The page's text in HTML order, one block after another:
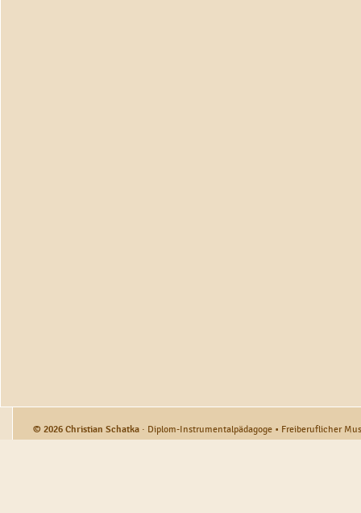
© 2026 Christian Schatka · Diplom-Instrumentalpädagoge • Freiberuflicher